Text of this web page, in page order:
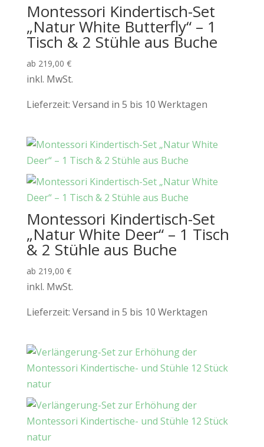
Montessori Kindertisch-Set
„Natur White Butterfly“ – 1
Tisch & 2 Stühle aus Buche
ab 219,00 €
inkl. MwSt.
Lieferzeit: Versand in 5 bis 10 Werktagen
Montessori Kindertisch-Set
„Natur White Deer“ – 1 Tisch
& 2 Stühle aus Buche
ab 219,00 €
inkl. MwSt.
Lieferzeit: Versand in 5 bis 10 Werktagen